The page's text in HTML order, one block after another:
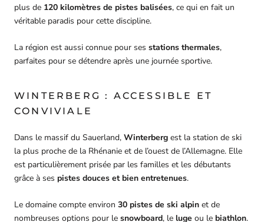
plus de 120 kilomètres de pistes balisées, ce qui en fait un
véritable paradis pour cette discipline.
La région est aussi connue pour ses stations thermales,
parfaites pour se détendre après une journée sportive.
WINTERBERG : ACCESSIBLE ET
CONVIVIALE
Dans le massif du Sauerland, Winterberg est la station de ski
la plus proche de la Rhénanie et de l’ouest de l’Allemagne. Elle
est particulièrement prisée par les familles et les débutants
grâce à ses pistes douces et bien entretenues.
Le domaine compte environ 30 pistes de ski alpin et de
nombreuses options pour le snowboard, le luge ou le biathlon.